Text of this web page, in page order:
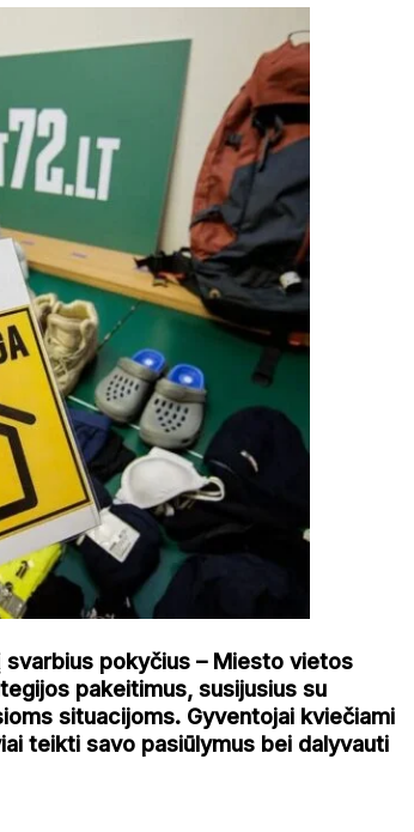
pokyčius – Miesto vietos
pakeitimus, susijusius su
situacijoms. Gyventojai kviečiami
teikti savo pasiūlymus bei dalyvauti